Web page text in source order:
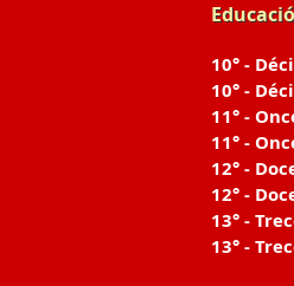
10° -
10° -
11° -
11° -
12° -
12° -
13° -
13° -